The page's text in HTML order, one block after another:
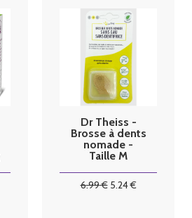
Dr Theiss -
Brosse à dents
nomade -
Taille M
6.99€ 5.24€